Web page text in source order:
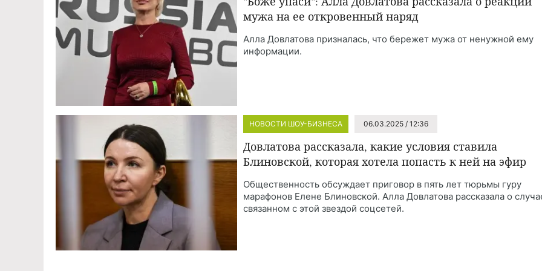
мужа на ее откровенный наряд
Алла Довлатова призналась, что бережет мужа от ненужной ему
информации.
НОВОСТИ ШОУ-БИЗНЕСА 06.03.2025 / 12:36
Довлатова рассказала, какие условия ставила
Блиновской, которая хотела попасть к ней на эфир
Общественность обсуждает приговор в пять лет тюрьмы гуру
марафонов Елене Блиновской. Алла Довлатова рассказала о
связанном с этой звездой соцсетей.